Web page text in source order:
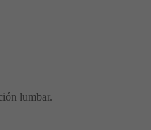
lumbar.